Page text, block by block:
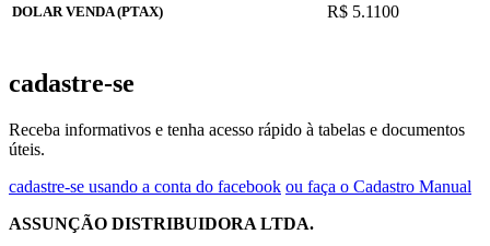
DOLAR VENDA (PTAX) R$ 5.1100
cadastre-se
Receba informativos e tenha acesso rápido à tabelas e documentos
úteis.
cadastre-se usando a conta do facebook ou faça o Cadastro Manual
ASSUNÇÃO DISTRIBUIDORA LTDA.